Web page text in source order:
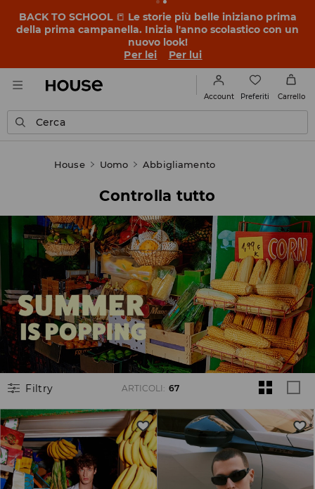
BACK TO SCHOOL 📒 Le storie più belle iniziano prima
della prima campanella. Inizia l'anno scolastico con un
nuovo look!
Per lei
Per lui
Account Preferiti Carrello
Cerca
House Uomo Abbigliamento
Controlla tutto
Filtry ARTICOLI : 67